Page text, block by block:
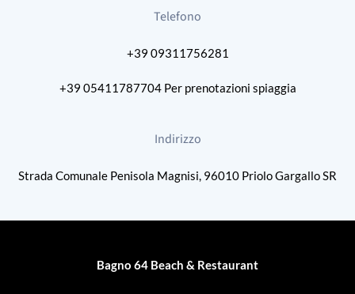
Telefono
+39 09311756281
+39 05411787704 Per prenotazioni spiaggia
Indirizzo
Strada Comunale Penisola Magnisi, 96010 Priolo Gargallo SR
Bagno 64 Beach & Restaurant